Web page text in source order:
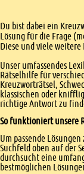
Einleitung
Du bist dabei ein
Lösung für die Frage
Diese und viele
Unser umfassendes
Rätselhilfe für
Kreuzworträtsel,
klassischen oder
richtige Antwort zu
So funktioniert unsere
Um passende
Suchfeld oben auf der
durchsucht eine
bestmöglichen